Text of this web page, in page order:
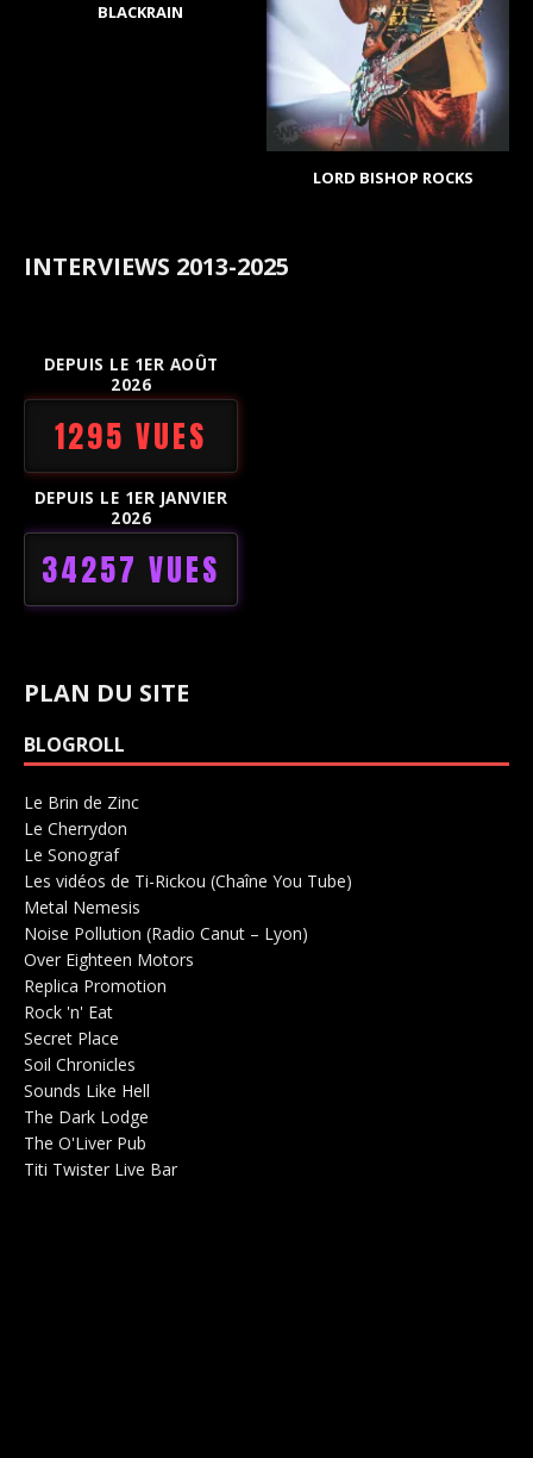
BLACKRAIN
LORD BISHOP ROCKS
INTERVIEWS 2013-2025
DEPUIS LE 1ER AOÛT
2026
1295 VUES
DEPUIS LE 1ER JANVIER
2026
34257 VUES
PLAN DU SITE
BLOGROLL
Le Brin de Zinc
Le Cherrydon
Le SonografSalle de concerts 0
Les vidéos de Ti-Rickou (Chaîne You Tube)
Metal Nemesis
Noise Pollution (Radio Canut – Lyon)
Over Eighteen Motors
Replica Promotion
Rock 'n' Eat
Secret Place
Soil Chronicles
Sounds Like Hell
The Dark Lodge
The O'Liver Pub
Titi Twister Live Bar